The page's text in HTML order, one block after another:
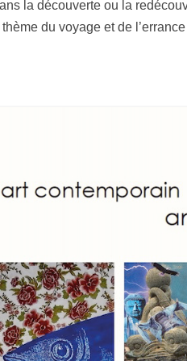
la découverte ou la
du voyage et de